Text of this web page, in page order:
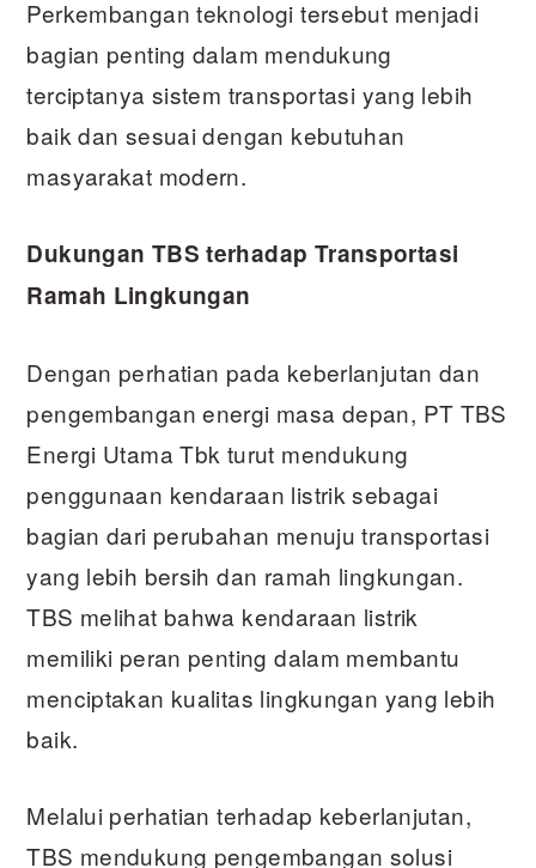
Perkembangan teknologi tersebut menjadi
bagian penting dalam mendukung
terciptanya sistem transportasi yang lebih
baik dan sesuai dengan kebutuhan
masyarakat modern.
Dukungan TBS terhadap Transportasi
Ramah Lingkungan
Dengan perhatian pada keberlanjutan dan
pengembangan energi masa depan, PT TBS
Energi Utama Tbk turut mendukung
penggunaan kendaraan listrik sebagai
bagian dari perubahan menuju transportasi
yang lebih bersih dan ramah lingkungan.
TBS melihat bahwa kendaraan listrik
memiliki peran penting dalam membantu
menciptakan kualitas lingkungan yang lebih
baik.
Melalui perhatian terhadap keberlanjutan,
TBS mendukung pengembangan solusi